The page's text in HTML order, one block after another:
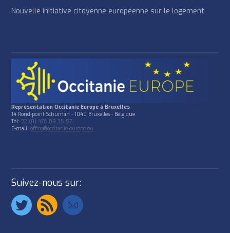
Nouvelle initiative citoyenne européenne sur le logement
Représentation Occitanie Europe à Bruxelles
14 Rond-point Schuman - 1040 Bruxelles - Belgique
Tél: 32 (0) 476 89 35 57
E-mail:office@occitanie-europe.eu
Suivez-nous sur: